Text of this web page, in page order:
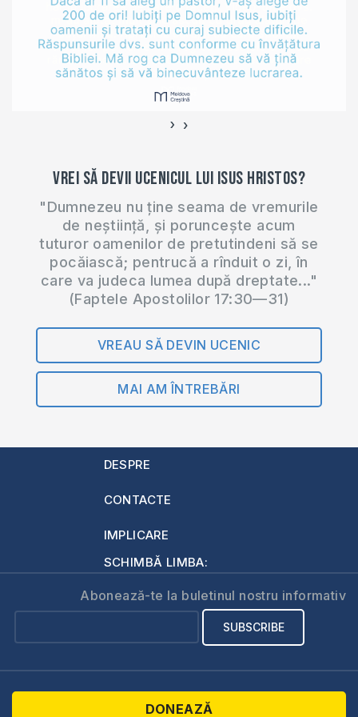
ProTV mai mulţi
scriitori şi politicieni.
Pe de altă parte, am
şi eu câteva
‹ ›
Vrei să devii ucenicul lui Isus Hristos?
"Dumnezeu nu ține seama de vremurile
de neștiință, și poruncește acum
tuturor oamenilor de pretutindeni să se
pocăiască; pentrucă a rînduit o zi, în
care va judeca lumea după dreptate..."
(Faptele Apostolilor 17:30—31)
VREAU SĂ DEVIN UCENIC
MAI AM ÎNTREBĂRI
DESPRE
CONTACTE
IMPLICARE
SCHIMBĂ LIMBA:
Abonează-te la buletinul nostru informativ
DONEAZĂ